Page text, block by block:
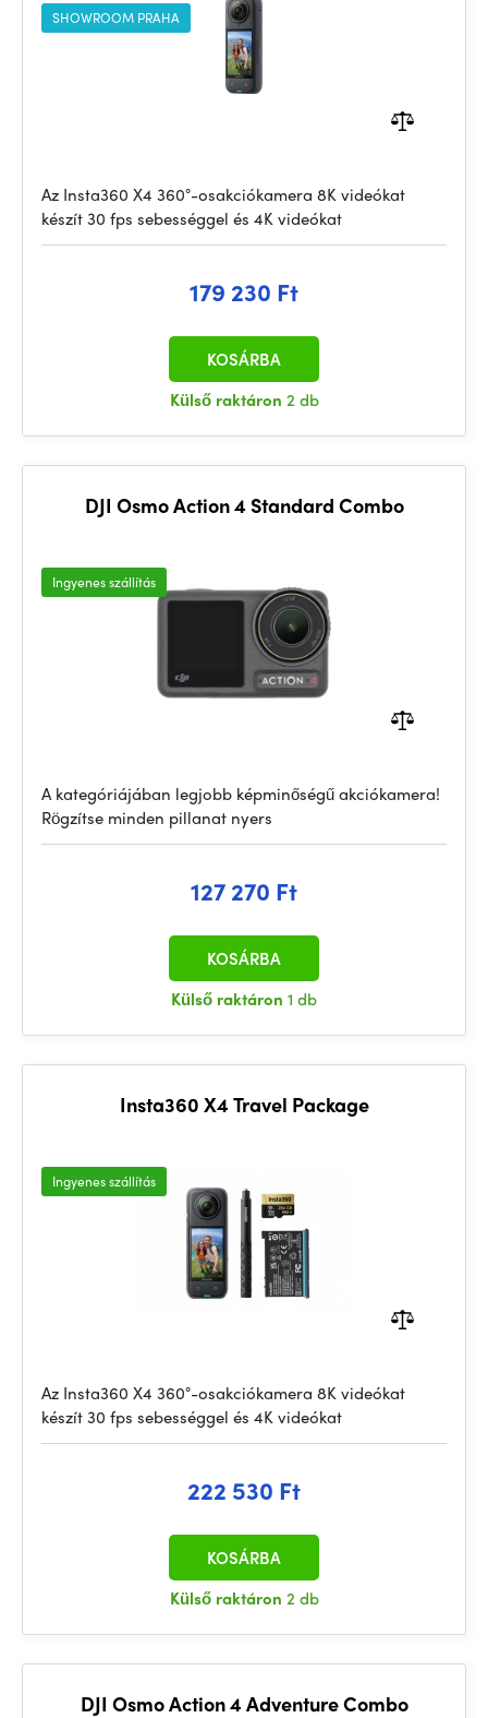
SHOWROOM PRAHA
Az Insta360 X4 360°-osakciókamera 8K videókat
készít 30 fps sebességgel és 4K videókat
179 230 Ft
Külső raktáron 2 db
KOSÁRBA
DJI Osmo Action 4 Standard Combo
Ingyenes szállítás
A kategóriájában legjobb képminőségű akciókamera!
Rögzítse minden pillanat nyers
127 270 Ft
Külső raktáron 1 db
KOSÁRBA
Insta360 X4 Travel Package
Ingyenes szállítás
Az Insta360 X4 360°-osakciókamera 8K videókat
készít 30 fps sebességgel és 4K videókat
222 530 Ft
Külső raktáron 2 db
KOSÁRBA
DJI Osmo Action 4 Adventure Combo